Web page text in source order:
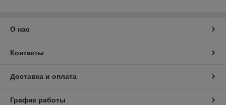
О нас
Контакты
Доставка и оплата
График работы